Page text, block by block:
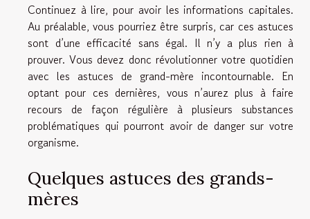
Continuez àlire, pour avoir les informations capitales.
Au préalable, vous pourriez être surpris, car ces astuces
sont d’une efficacité sans égal. Il n’y a plus rien à
prouver. Vous devez donc révolutionner votre quotidien
avec les astuces de grand-mère incontournable. En
optant pour ces dernières, vous n’aurez plus à faire
recours de façon régulière à plusieurs substances
problématiques qui pourront avoir de danger sur votre
organisme.
Quelques astuces des grands-
mères